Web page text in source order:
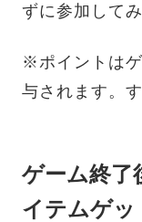
ずに参加して
※ポイントは
与されます。
ゲーム終了
イテムゲッ